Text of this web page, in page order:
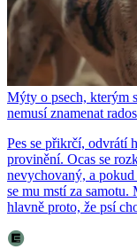
Mýty o psech, kterým
nemusí znamenat
Pes se přikrčí, odvrátí
provinění. Ocas se
nevychovaný, a
se mu mstí za
hlavně proto, že psí